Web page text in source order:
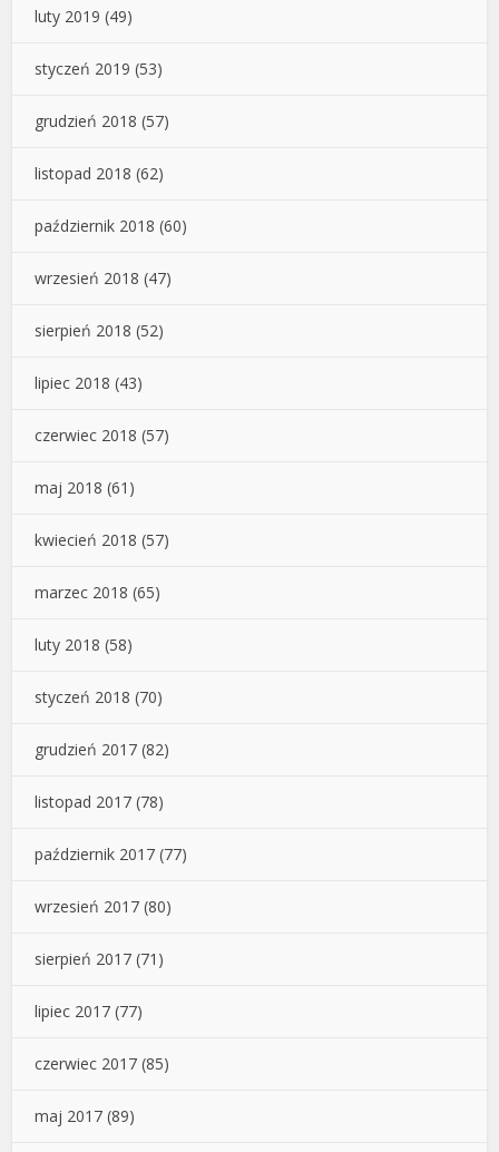
luty 2019 (49)
styczeń 2019 (53)
grudzień 2018 (57)
listopad 2018 (62)
październik 2018 (60)
wrzesień 2018 (47)
sierpień 2018 (52)
lipiec 2018 (43)
czerwiec 2018 (57)
maj 2018 (61)
kwiecień 2018 (57)
marzec 2018 (65)
luty 2018 (58)
styczeń 2018 (70)
grudzień 2017 (82)
listopad 2017 (78)
październik 2017 (77)
wrzesień 2017 (80)
sierpień 2017 (71)
lipiec 2017 (77)
czerwiec 2017 (85)
maj 2017 (89)